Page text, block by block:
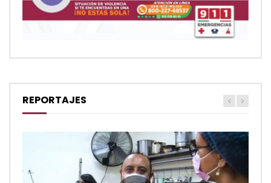
REPORTAJES